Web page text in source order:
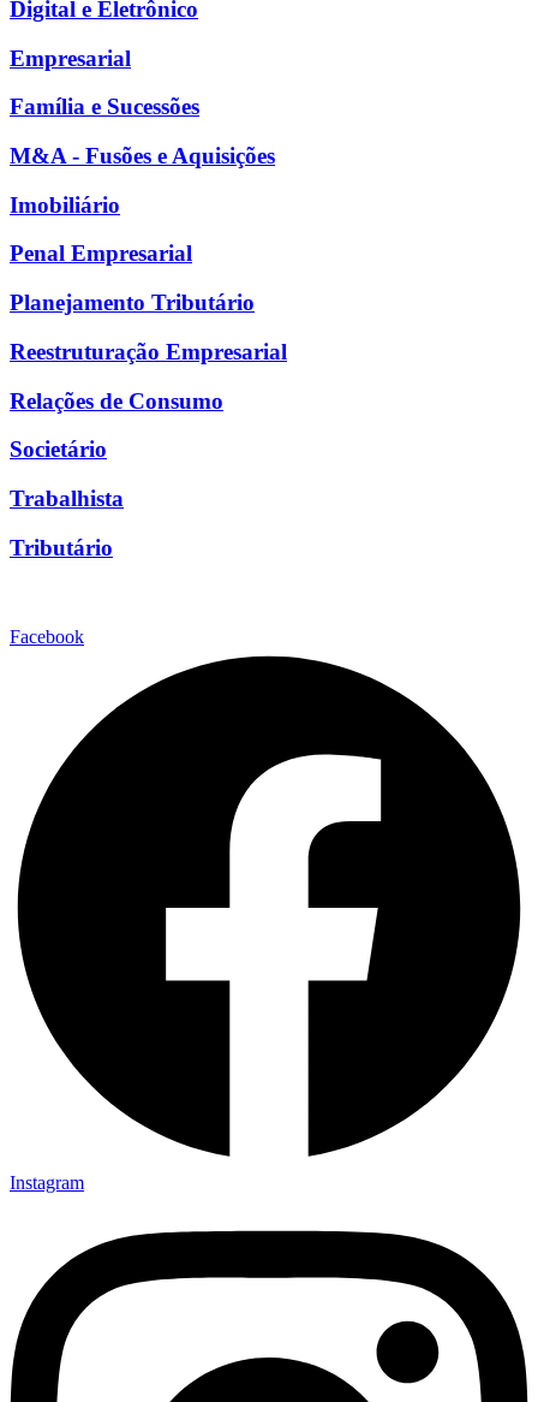
Digital e Eletrônico
Empresarial
Família e Sucessões
M&A - Fusões e Aquisições
Imobiliário
Penal Empresarial
Planejamento Tributário
Reestruturação Empresarial
Relações de Consumo
Societário
Trabalhista
Tributário
Facebook
Instagram